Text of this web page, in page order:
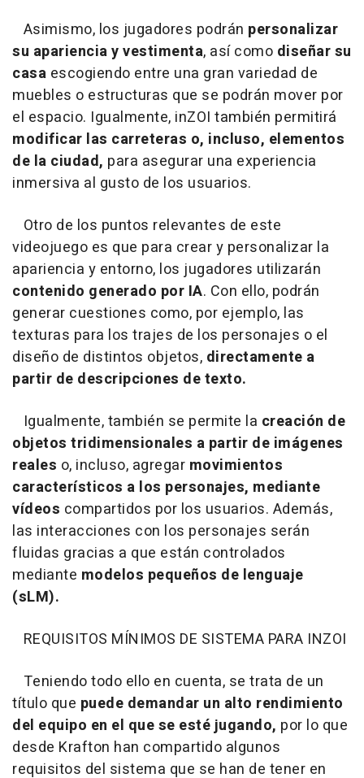
Asimismo, los jugadores podrán personalizar
su apariencia y vestimenta, así como diseñar su
casa escogiendo entre una gran variedad de
muebles o estructuras que se podrán mover por
el espacio. Igualmente, inZOI también permitirá
modificar las carreteras o, incluso, elementos
de la ciudad, para asegurar una experiencia
inmersiva al gusto de los usuarios.
Otro de los puntos relevantes de este
videojuego es que para crear y personalizar la
apariencia y entorno, los jugadores utilizarán
contenido generado por IA. Con ello, podrán
generar cuestiones como, por ejemplo, las
texturas para los trajes de los personajes o el
diseño de distintos objetos, directamente a
partir de descripciones de texto.
Igualmente, también se permite la creación de
objetos tridimensionales a partir de imágenes
reales o, incluso, agregar movimientos
característicos a los personajes, mediante
vídeos compartidos por los usuarios. Además,
las interacciones con los personajes serán
fluidas gracias a que están controlados
mediante modelos pequeños de lenguaje
(sLM).
REQUISITOS MÍNIMOS DE SISTEMA PARA INZOI
Teniendo todo ello en cuenta, se trata de un
título que puede demandar un alto rendimiento
del equipo en el que se esté jugando, por lo que
desde Krafton han compartido algunos
requisitos del sistema que se han de tener en